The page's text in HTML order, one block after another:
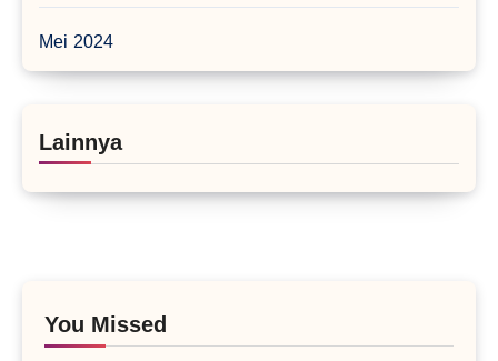
Mei 2024
Lainnya
You Missed